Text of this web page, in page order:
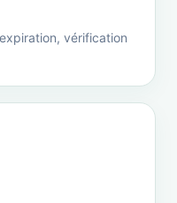
vérification